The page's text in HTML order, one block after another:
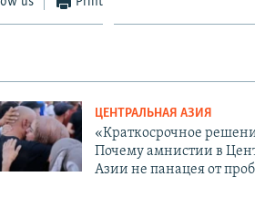
ЦЕНТРАЛЬНАЯ АЗИЯ
«Краткосрочное
Почему амнистии в
Азии не панацея от